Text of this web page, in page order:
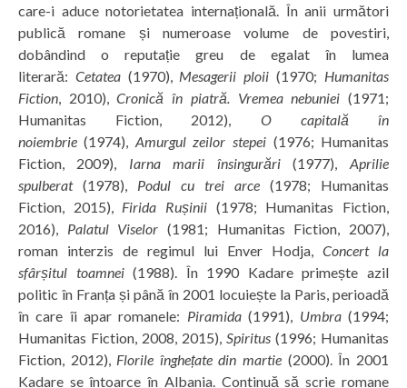
care-i aduce notorietatea internațională. În anii următori
publică romane și numeroase volume de povestiri,
dobândind o reputație greu de egalat în lumea
literară: Cetatea(1970),Mesagerii ploii(1970; Humanitas
Fiction, 2010),Cronică în piatră. Vremea nebuniei(1971;
Humanitas Fiction, 2012), O capitală în
noiembrie (1974), Amurgul zeilor stepei (1976; Humanitas
Fiction, 2009), Iarna marii însingurări (1977), Aprilie
spulberat(1978), Podul cu trei arce (1978; Humanitas
Fiction, 2015), Firida Rușinii (1978; Humanitas Fiction,
2016), Palatul Viselor (1981; Humanitas Fiction, 2007),
roman interzis de regimul lui Enver Hodja, Concert la
sfârșitul toamnei(1988). În 1990 Kadare primește azil
politic în Franța și până în 2001 locuiește la Paris, perioadă
în care îi apar romanele: Piramida(1991), Umbra(1994;
Humanitas Fiction, 2008, 2015), Spiritus (1996; Humanitas
Fiction, 2012), Florile înghețate din martie (2000). În 2001
Kadare se întoarce în Albania. Continuă să scrie romane